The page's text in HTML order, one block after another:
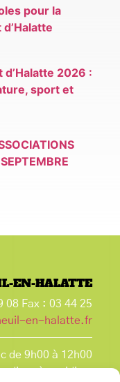
pour la
d’Halatte 2026 :
sport et
EN-HALATTE
08 Fax : 03 44 25
en-halatte.fr
de 9h00 à 12h00
après-midi au